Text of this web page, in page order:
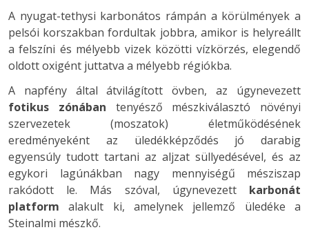
A nyugat-tethysi karbonátos rámpán a körülmények a
pelsói korszakban fordultak jobbra, amikor is helyreállt
a felszíni és mélyebb vizek közötti vízkörzés, elegendő
oldott oxigént juttatva a mélyebb régiókba.
A napfény által átvilágított övben, az úgynevezett
fotikus zónában tenyésző mészkiválasztó növényi
szervezetek (moszatok) életműködésének
eredményeként az üledékképződés jó darabig
egyensúly tudott tartani az aljzat süllyedésével, és az
egykori lagúnákban nagy mennyiségű mésziszap
rakódott le. Más szóval, úgynevezett karbonát
platform alakult ki, amelynek jellemző üledéke a
Steinalmi mészkő.